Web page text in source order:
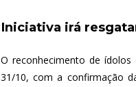
Iniciativa irá
O reconhecimento de
31/10, com a confirmação